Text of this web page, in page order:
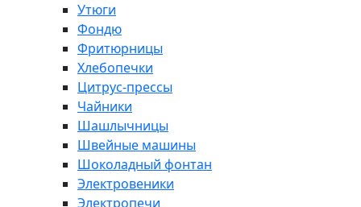
Утюги
Фондю
Фритюрницы
Хлебопечки
Цитрус-прессы
Чайники
Шашлычницы
Швейные машины
Шоколадный фонтан
Электровеники
Электропечи